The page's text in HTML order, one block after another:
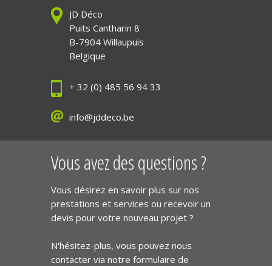
JD Déco
Puits Cantharin 8
B-7904 Willaupuis
Belgique
+ 32 (0) 485 56 94 33
info@jddeco.be
Vous avez des questions ?
Vous désirez en savoir plus sur nos
prestations et services ou recevoir un
devis pour votre nouveau projet ?
N'hésitez-plus, vous pouvez nous
contacter via notre formulaire de